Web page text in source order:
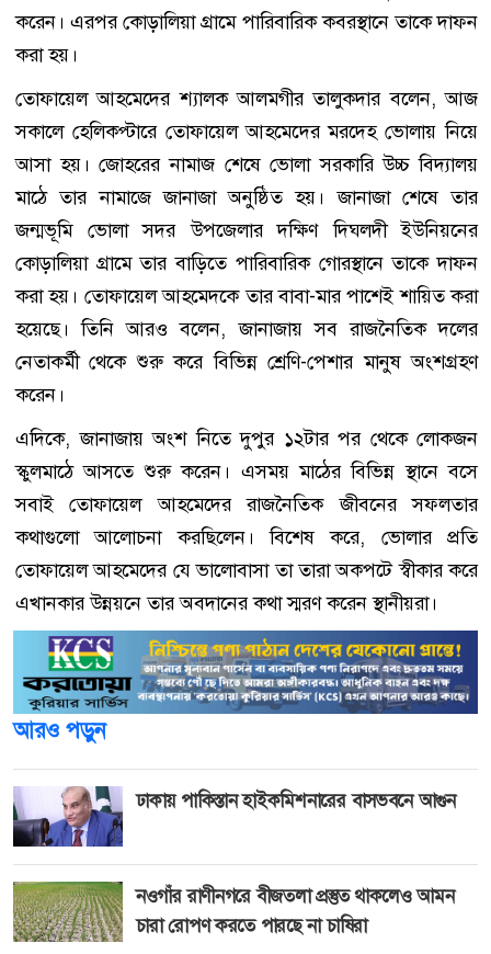
করেন। এরপর কোড়ালিয়া গ্রামে পারিবারিক কবরস্থানে তাকে দাফন
করা হয়।
তোফায়েল আহমেদের শ্যালক আলমগীর তালুকদার বলেন, আজ
সকালে হেলিকপ্টারে তোফায়েল আহমেদের মরদেহ ভোলায় নিয়ে
আসা হয়। জোহরের নামাজ শেষে ভোলা সরকারি উচ্চ বিদ্যালয়
মাঠে তার নামাজে জানাজা অনুষ্ঠিত হয়। জানাজা শেষে তার
জন্মভূমি ভোলা সদর উপজেলার দক্ষিণ দিঘলদী ইউনিয়নের
কোড়ালিয়া গ্রামে তার বাড়িতে পারিবারিক গোরস্থানে তাকে দাফন
করা হয়। তোফায়েল আহমেদকে তার বাবা-মার পাশেই শায়িত করা
হয়েছে। তিনি আরও বলেন, জানাজায় সব রাজনৈতিক দলের
নেতাকর্মী থেকে শুরু করে বিভিন্ন শ্রেণি-পেশার মানুষ অংশগ্রহণ
করেন।
এদিকে, জানাজায় অংশ নিতে দুপুর ১২টার পর থেকে লোকজন
স্কুলমাঠে আসতে শুরু করেন। এসময় মাঠের বিভিন্ন স্থানে বসে
সবাই তোফায়েল আহমেদের রাজনৈতিক জীবনের সফলতার
কথাগুলো আলোচনা করছিলেন। বিশেষ করে, ভোলার প্রতি
তোফায়েল আহমেদের যে ভালোবাসা তা তারা অকপটে স্বীকার করে
এখানকার উন্নয়নে তার অবদানের কথা স্মরণ করেন স্থানীয়রা।
আরও পড়ুন
ঢাকায় পাকিস্তান হাইকমিশনারের বাসভবনে আগুন
নওগাঁর রাণীনগরে বীজতলা প্রস্তুত থাকলেও আমন
চারা রোপণ করতে পারছে না চাষিরা